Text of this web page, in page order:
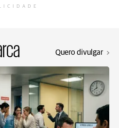
Quero divulgar